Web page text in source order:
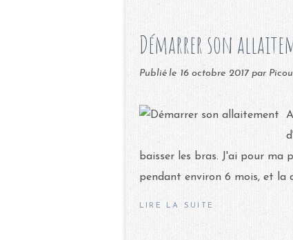
Démarrer son
Publié le 16 octobre 2017 par Picou
baisser les bras. J'ai pour ma
pendant environ 6 mois, et la
LIRE LA SUITE